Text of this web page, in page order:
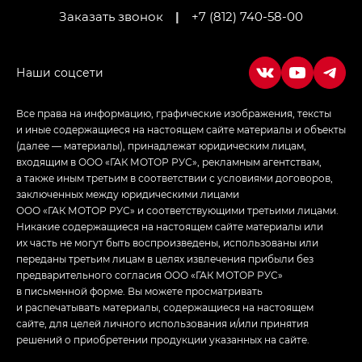
Empow — Эмпау (Empow) в комплектации
Заказать звонок
| +7 (812) 740-58-00
Все права на информацию, графические изображения, тексты
и иные содержащиеся на настоящем сайте материалы и объекты
(далее — материалы), принадлежат юридическим лицам,
входящим в ООО «ГАК МОТОР РУС», рекламным агентствам,
а также иным третьим в соответствии с условиями договоров,
заключенных между юридическими лицами
ООО «ГАК МОТОР РУС» и соответствующими третьими лицами.
Никакие содержащиеся на настоящем сайте материалы или
их часть не могут быть воспроизведены, использованы или
переданы третьим лицам в целях извлечения прибыли без
предварительного согласия ООО «ГАК МОТОР РУС»
в письменной форме. Вы можете просматривать
и распечатывать материалы, содержащиеся на настоящем
сайте, для целей личного использования и/или принятия
решений о приобретении продукции указанных на сайте.